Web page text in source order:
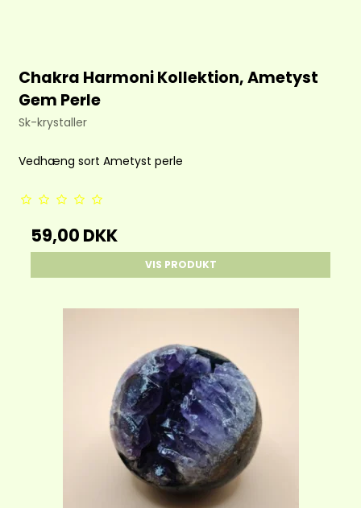
Chakra Harmoni Kollektion, Ametyst
Gem Perle
Sk-krystaller
Vedhæng sort Ametyst perle
59,00 DKK
VIS PRODUKT